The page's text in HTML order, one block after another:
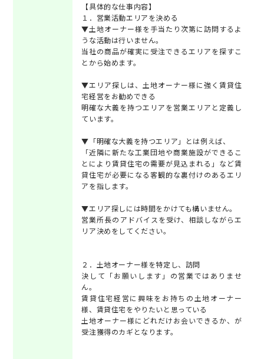
【具体的な仕事内容】
１．営業活動エリアを決める
▼土地オーナー様を手当たり次第に訪問するよ
うな活動は行いません。
当社の商品が確実に受注できるエリアを探すこ
とから始めます。
▼エリア探しは、土地オーナー様に強く賃貸住
宅経営をお勧めできる
明確な大義を持つエリアを営業エリアと定義し
ています。
▼「明確な大義を持つエリア」とは例えば、
「近隣に新たな工業団地や商業施設ができるこ
とにより賃貸住宅の需要が見込まれる」など賃
貸住宅が必要になる客観的な裏付けのあるエリ
アを指します。
▼エリア探しには時間をかけても構いません。
営業所長のアドバイスを受け、相談しながらエ
リア決めをしてください。
２．土地オーナー様を特定し、訪問
決して「お願いします」の営業ではありませ
ん。
賃貸住宅経営に興味をお持ちの土地オーナー
様、賃貸住宅をやりたいと思っている
土地オーナー様にどれだけお会いできるか、が
受注獲得のカギとなります。